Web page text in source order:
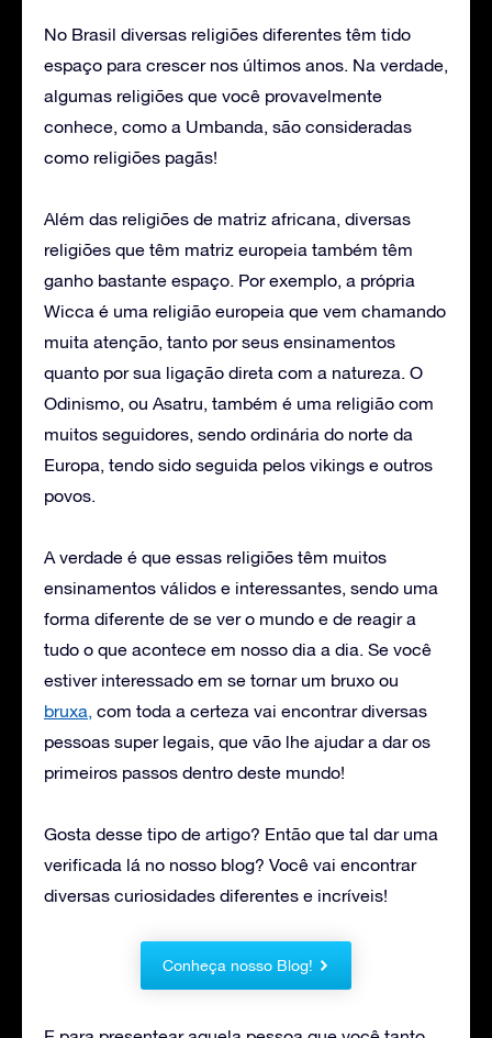
No Brasil diversas religiões diferentes têm tido
espaço para crescer nos últimos anos. Na verdade,
algumas religiões que você provavelmente
conhece, como a Umbanda, são consideradas
como religiões pagãs!
Além das religiões de matriz africana, diversas
religiões que têm matriz europeia também têm
ganho bastante espaço. Por exemplo, a própria
Wicca é uma religião europeia que vem chamando
muita atenção, tanto por seus ensinamentos
quanto por sua ligação direta com a natureza. O
Odinismo, ou Asatru, também é uma religião com
muitos seguidores, sendo ordinária do norte da
Europa, tendo sido seguida pelos vikings e outros
povos.
A verdade é que essas religiões têm muitos
ensinamentos válidos e interessantes, sendo uma
forma diferente de se ver o mundo e de reagir a
tudo o que acontece em nosso dia a dia. Se você
estiver interessado em se tornar um bruxo ou
bruxa, com toda a certeza vai encontrar diversas
pessoas super legais, que vão lhe ajudar a dar os
primeiros passos dentro deste mundo!
Gosta desse tipo de artigo? Então que tal dar uma
verificada lá no nosso blog? Você vai encontrar
diversas curiosidades diferentes e incríveis!
Conheça nosso Blog!